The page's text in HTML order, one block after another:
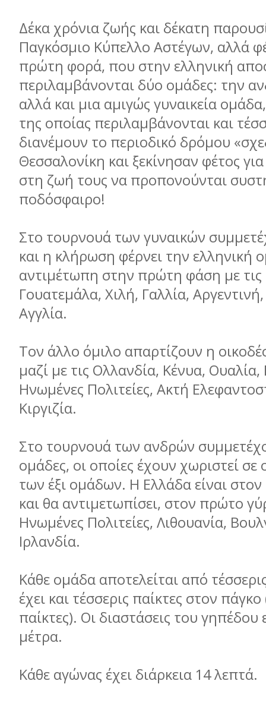
Δέκα χρόνια ζωής και δέκατη
Παγκόσμιο Κύπελλο Αστέγων, αλλά
πρώτη φορά, που στην ελληνική
περιλαμβάνονται δύο ομάδες: την
αλλά και μια αμιγώς γυναικεία
της οποίας περιλαμβάνονται και
διανέμουν το περιοδικό δρόμου
Θεσσαλονίκη και ξεκίνησαν φέτος
στη ζωή τους να προπονούνται
ποδόσφαιρο!
Στο τουρνουά των γυναικών
και η κλήρωση φέρνει την ελληνική
αντιμέτωπη στην πρώτη φάση με τις
Γουατεμάλα, Χιλή, Γαλλία,
Αγγλία.
Τον άλλο όμιλο απαρτίζουν η
μαζί με τις Ολλανδία, Κένυα,
Ηνωμένες Πολιτείες, Ακτή
Κιργιζία.
Στο τουρνουά των ανδρών
ομάδες, οι οποίες έχουν χωριστεί σε
των έξι ομάδων. Η Ελλάδα είναι
και θα αντιμετωπίσει, στον πρώτο
Ηνωμένες Πολιτείες, Λιθουανία,
Ιρλανδία.
Κάθε ομάδα αποτελείται από
έχει και τέσσερις παίκτες στον
παίκτες). Οι διαστάσεις του γηπέδου
μέτρα.
Κάθε αγώνας έχει διάρκεια 14 λεπτά.